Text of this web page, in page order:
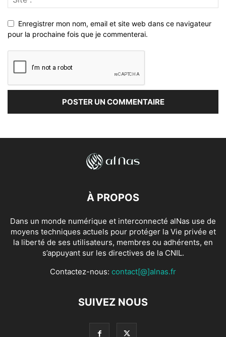
Enregistrer mon nom, email et site web dans ce navigateur
pour la prochaine fois que je commenterai.
À PROPOS
Dans un monde numérique et interconnecté alNas use de
moyens techniques actuels pour protéger la Vie privée et
la liberté de ses utilisateurs, membres ou adhérents, en
s’appuyant sur les directives de la CNIL.
Contactez-nous: contact[@]alnas.fr
SUIVEZ NOUS